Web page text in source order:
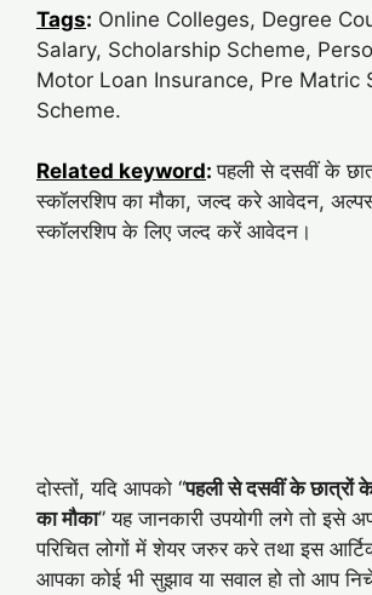
Tags: Online Colleges, Degree
Salary, Scholarship Scheme,
Motor Loan Insurance, Pre Matric
Scheme.
Related keyword:पहली से दसवीं के
स्कॉलरशिप का मौका, जल्द करे आवेदन,
स्कॉलरशिप के लिए जल्द करें आवेदन।
दोस्तों, यदि आपको “पहली से दसवीं के छात्रों
का मौका” यह जानकारी उपयोगी लगे तो इसे
परिचित लोगों में शेयर जरुर करे तथा इस
आपका कोई भी सुझाव या सवाल हो तो आप